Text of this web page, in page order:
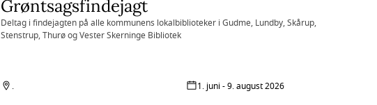
Grøntsagsfindejagt
Deltag i findejagten på alle kommunens lokalbiblioteker i Gudme, Lundby, Skårup,
Stenstrup, Thurø og Vester Skerninge Bibliotek
. 1. juni - 9. august 2026